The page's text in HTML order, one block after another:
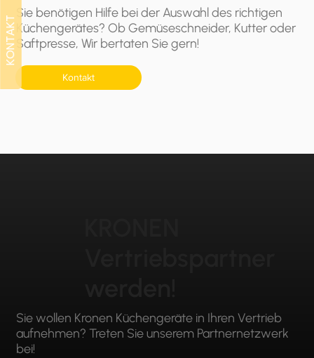
Sie benötigen Hilfe bei der Auswahl des richtigen
Küchengerätes? Ob Gemüseschneider, Kutter oder
Saftpresse, Wir bertaten Sie gern!
Kontakt
Sie wollen Kronen Küchengeräte in Ihren Vertrieb
aufnehmen? Treten Sie unserem Partnernetzwerk
bei!
KONTAKT
KONTAKT